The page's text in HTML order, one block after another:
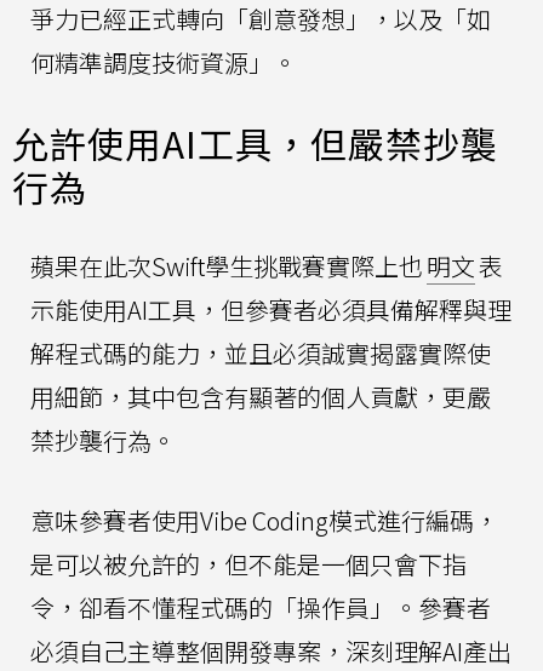
爭力已經正式轉向「創意發想」，以及「如
何精準調度技術資源」。
允許使用AI工具，但嚴禁抄襲
行為
蘋果在此次Swift學生挑戰賽實際上也明文表
示能使用AI工具，但參賽者必須具備解釋與理
解程式碼的能力，並且必須誠實揭露實際使
用細節，其中包含有顯著的個人貢獻，更嚴
禁抄襲行為。
意味參賽者使用Vibe Coding模式進行編碼，
是可以被允許的，但不能是一個只會下指
令，卻看不懂程式碼的「操作員」。參賽者
必須自己主導整個開發專案，深刻理解AI產出